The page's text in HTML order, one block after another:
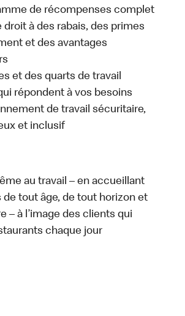
de récompenses complet
droit à des rabais, des primes
et des avantages
et des quarts de travail
répondent à vos besoins
de travail sécuritaire,
et inclusif
au travail – en accueillant
de tout âge, de tout horizon et
– à l’image des clients qui
chaque jour